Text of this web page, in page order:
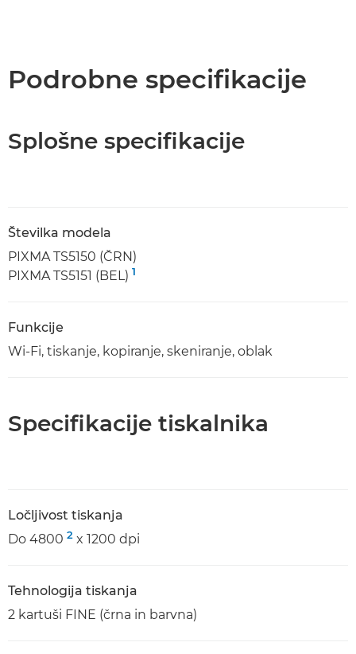
Podrobne specifikacije
Splošne specifikacije
Številka modela
PIXMA TS5150 (ČRN)
PIXMA TS5151 (BEL) 1
Funkcije
Wi-Fi, tiskanje, kopiranje, skeniranje, oblak
Specifikacije tiskalnika
Ločljivost tiskanja
Do 4800 2 x 1200 dpi
Tehnologija tiskanja
2 kartuši FINE (črna in barvna)